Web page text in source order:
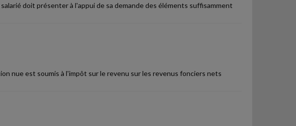
doit présenter à l'appui de sa demande des éléments suffisamment
nue est soumis à l'impôt sur le revenu sur les revenus fonciers nets